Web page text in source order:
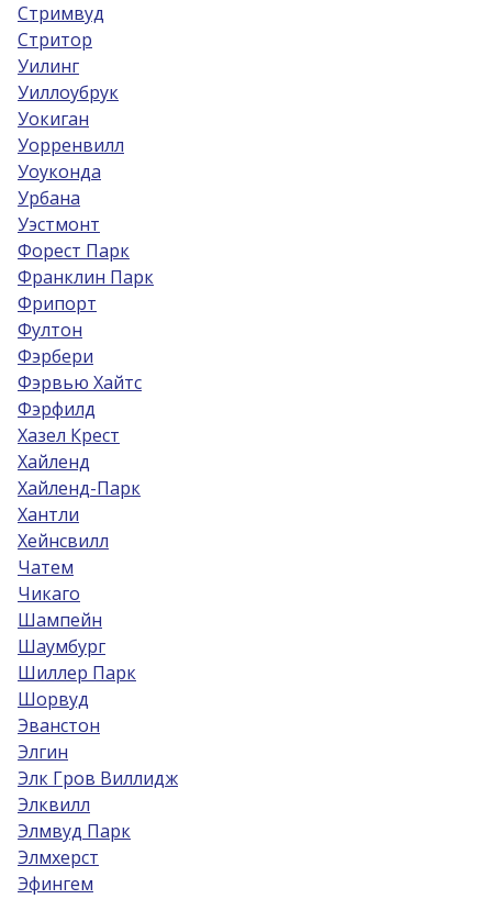
Стримвуд
Стритор
Уилинг
Уиллоубрук
Уокиган
Уорренвилл
Уоуконда
Урбана
Уэстмонт
Форест Парк
Франклин Парк
Фрипорт
Фултон
Фэрбери
Фэрвью Хайтс
Фэрфилд
Хазел Крест
Хайленд
Хайленд-Парк
Хантли
Хейнсвилл
Чатем
Чикаго
Шампейн
Шаумбург
Шиллер Парк
Шорвуд
Эванстон
Элгин
Элк Гров Виллидж
Элквилл
Элмвуд Парк
Элмхерст
Эфингем